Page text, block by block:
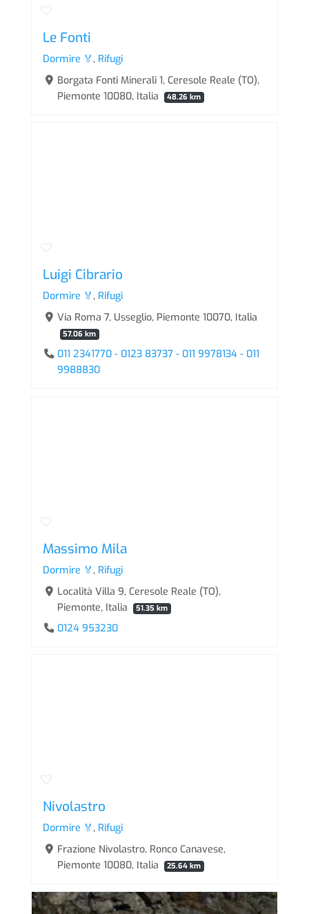
Le Fonti
Dormire 🏅 , Rifugi
Borgata Fonti Minerali 1, Ceresole Reale (TO),
Piemonte 10080, Italia
48.26 km
Luigi Cibrario
Dormire 🏅 , Rifugi
Via Roma 7, Usseglio, Piemonte 10070, Italia
57.06 km
011 2341770 - 0123 83737 - 011 9978134 - 011
9988830
Massimo Mila
Dormire 🏅 , Rifugi
Località Villa 9, Ceresole Reale (TO),
Piemonte, Italia
51.35 km
0124 953230
Nivolastro
Dormire 🏅 , Rifugi
Frazione Nivolastro, Ronco Canavese,
Piemonte 10080, Italia
25.64 km